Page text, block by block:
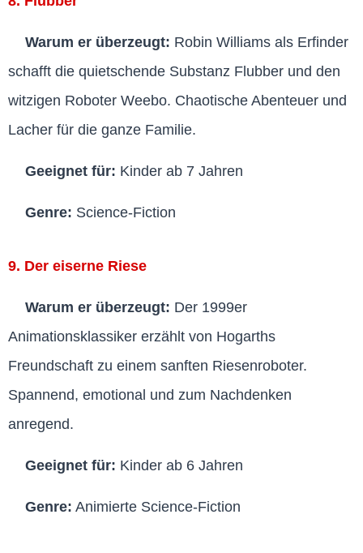
Warum er überzeugt: Robin Williams als Erfinder
schafft die quietschende Substanz Flubber und den
witzigen Roboter Weebo. Chaotische Abenteuer und
Lacher für die ganze Familie.
Geeignet für: Kinder ab 7 Jahren
Genre: Science-Fiction
9. Der eiserne Riese
Warum er überzeugt: Der 1999er
Animationsklassiker erzählt von Hogarths
Freundschaft zu einem sanften Riesenroboter.
Spannend, emotional und zum Nachdenken
anregend.
Geeignet für: Kinder ab 6 Jahren
Genre: Animierte Science-Fiction